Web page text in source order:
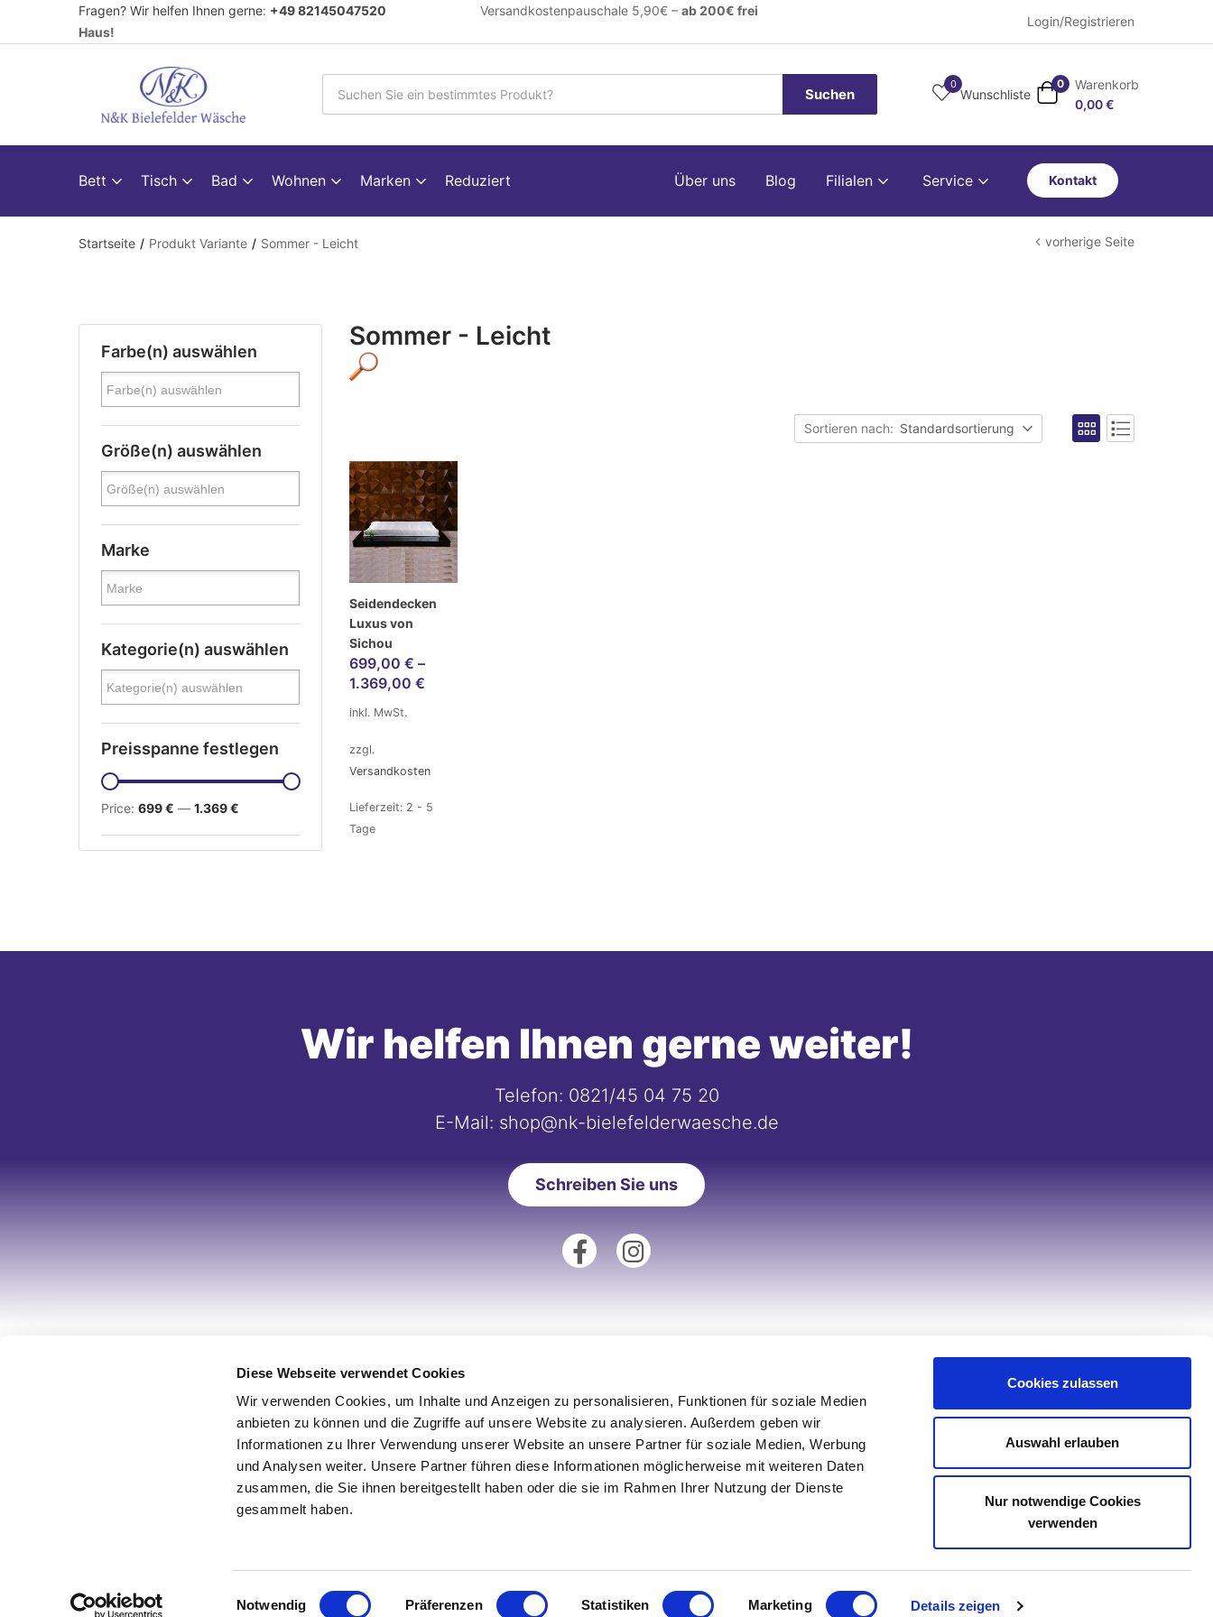
Diese Webseite verwendet Cookies
Wir verwenden Cookies, um Inhalte und Anzeigen zu personalisieren, Funktionen für soziale Medien
anbieten zu können und die Zugriffe auf unsere Website zu analysieren. Außerdem geben wir
Informationen zu Ihrer Verwendung unserer Website an unsere Partner für soziale Medien, Werbung
und Analysen weiter. Unsere Partner führen diese Informationen möglicherweise mit weiteren Daten
zusammen, die Sie ihnen bereitgestellt haben oder die sie im Rahmen Ihrer Nutzung der Dienste
gesammelt haben.
Einwilligungsauswahl
Notwendig Präferenzen Statistiken Marketing Details zeigen
Cookies zulassen
Auswahl erlauben
Nur notwendige Cookies
verwenden
Fragen? Wir helfen Ihnen gerne: +49 82145047520 Versandkostenpauschale 5,90€ – ab 200€ frei
Haus!
Login/Registrieren
Suchen
0
Wunschliste
0
Warenkorb
0,00€
Bett Tisch Bad Wohnen Marken Reduziert Über uns Blog Filialen Service Kontakt
Startseite Produkt Variante Sommer - Leicht vorherige Seite
Farbe(n) auswählen
Größe(n) auswählen
Marke
Kategorie(n) auswählen
Preisspanne festlegen
Price: 699 € — 1.369 €
Sommer - Leicht
Sortieren nach: Standardsortierung
Seidendecken
Luxus von
Sichou
699,00 € –
1.369,00 €
inkl. MwSt.
zzgl.
Versandkosten
Lieferzeit: 2 - 5
Tage
Wir helfen Ihnen gerne weiter!
Telefon: 0821/45 04 75 20
E-Mail: shop@nk-bielefelderwaesche.de
Schreiben Sie uns
Informationen
Über uns
AGB / Widerrufsrecht
Datenschutz
Vertrag widerrufen
Standort Augsburg
Standort Aachen
Standort Köln
Standort Münster
Kontakt
Sonderanfertigung Spannbettlaken